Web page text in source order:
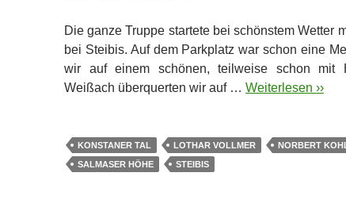
Die ganze Truppe startete bei schönstem Wetter
bei Steibis. Auf dem Parkplatz war schon eine
wir auf einem schönen, teilweise schon mit
Weißach überquerten wir auf … Weiterlesen ››
KONSTANER TAL LOTHAR VOLLMER NORBERT
SALMASER HÖHE
STEIBIS